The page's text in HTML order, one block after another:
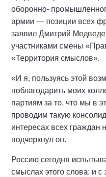
оборонно-
армии — позиции всех
заявил Дмитрий
участниками смены
«Территория смыслов».
«И я, пользуясь этой
поблагодарить моих
партиям за то, что мы в
проводим такую
интересах всех
подчеркнул он.
Россию сегодня
смыслах этого слова: и с